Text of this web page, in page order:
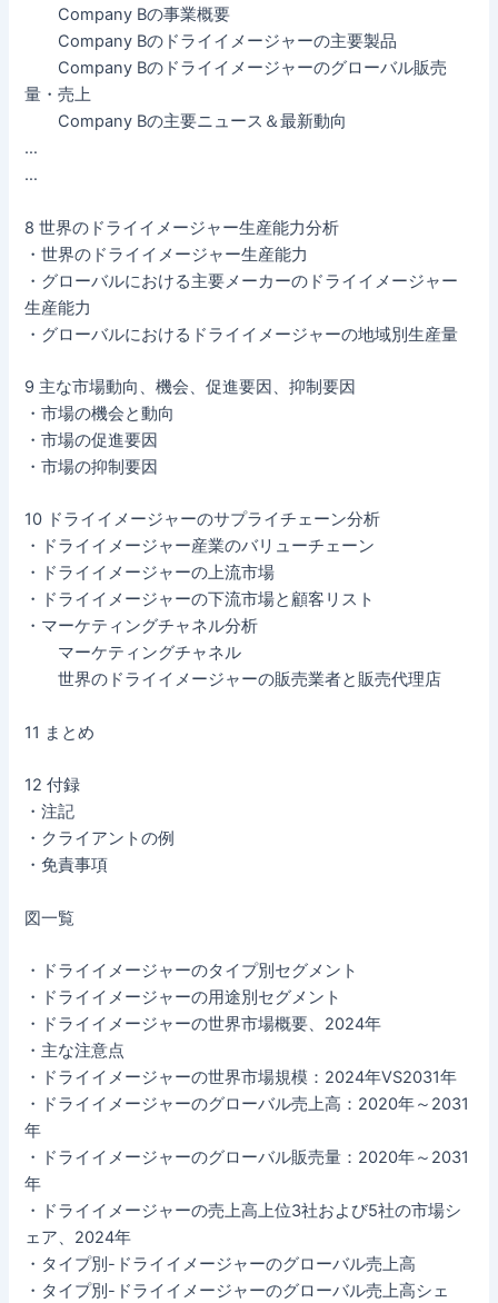
Company Bの事業概要
Company Bのドライイメージャーの主要製品
Company Bのドライイメージャーのグローバル販売
量・売上
Company Bの主要ニュース＆最新動向
…
…
8 世界のドライイメージャー生産能力分析
・世界のドライイメージャー生産能力
・グローバルにおける主要メーカーのドライイメージャー
生産能力
・グローバルにおけるドライイメージャーの地域別生産量
9 主な市場動向、機会、促進要因、抑制要因
・市場の機会と動向
・市場の促進要因
・市場の抑制要因
10 ドライイメージャーのサプライチェーン分析
・ドライイメージャー産業のバリューチェーン
・ドライイメージャーの上流市場
・ドライイメージャーの下流市場と顧客リスト
・マーケティングチャネル分析
マーケティングチャネル
世界のドライイメージャーの販売業者と販売代理店
11 まとめ
12 付録
・注記
・クライアントの例
・免責事項
図一覧
・ドライイメージャーのタイプ別セグメント
・ドライイメージャーの用途別セグメント
・ドライイメージャーの世界市場概要、2024年
・主な注意点
・ドライイメージャーの世界市場規模：2024年VS2031年
・ドライイメージャーのグローバル売上高：2020年～2031
年
・ドライイメージャーのグローバル販売量：2020年～2031
年
・ドライイメージャーの売上高上位3社および5社の市場シ
ェア、2024年
・タイプ別-ドライイメージャーのグローバル売上高
・タイプ別-ドライイメージャーのグローバル売上高シェ